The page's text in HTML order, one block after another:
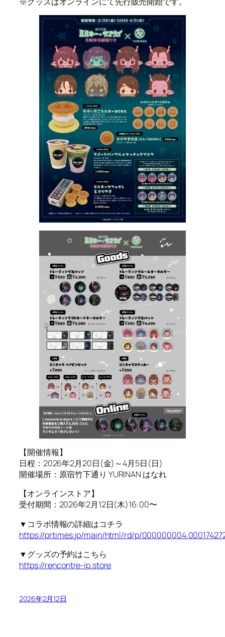
【開催情報】
日程：2026年2月20日(金)～4月5日(日)
開催場所：原宿竹下通り YURINAN はなれ
【オンラインストア】
受付期間：2026年2月12日(木)16:00〜
▼コラボ情報の詳細はコチラ
https://prtimes.jp/main/html/rd/p/
▼グッズの予約はこちら
https://rencontre-ip.store
2026年2月12日